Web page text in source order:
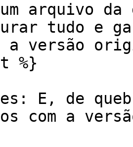
arquivo
tudo e
a versão
%}
E, de